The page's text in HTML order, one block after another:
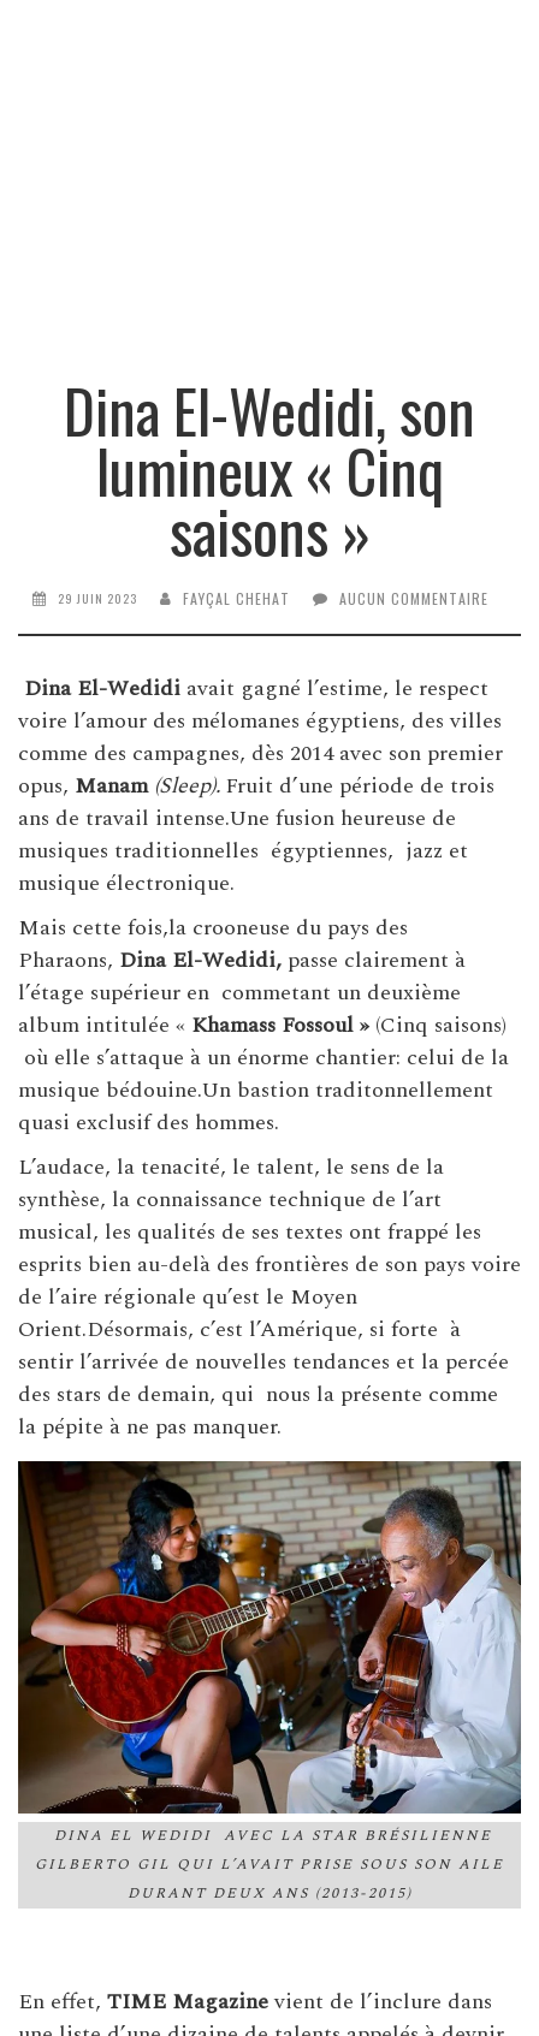
Dina El-Wedidi, son
lumineux « Cinq
saisons »
29 JUIN 2023 FAYÇAL CHEHAT AUCUN COMMENTAIRE
Dina El-Wedidi avait gagné l’estime, le respect
voire l’amour des mélomanes égyptiens, des villes
comme des campagnes, dès 2014 avec son premier
opus, Manam (Sleep).Fruit d’une période de trois
ans de travail intense.Une fusion heureuse de
musiques traditionnelles égyptiennes, jazz et
musique électronique.
Mais cette fois,la crooneuse du pays des
Pharaons, Dina El-Wedidi, passe clairement à
l’étage supérieur en commetant un deuxième
album intitulée « Khamass Fossoul » (Cinq saisons)
où elle s’attaque à un énorme chantier: celui de la
musique bédouine.Un bastion traditonnellement
quasi exclusif des hommes.
L’audace, la tenacité, le talent, le sens de la
synthèse, la connaissance technique de l’art
musical, les qualités de ses textes ont frappé les
esprits bien au-delà des frontières de son pays voire
de l’aire régionale qu’est le Moyen
Orient.Désormais, c’est l’Amérique, si forte à
sentir l’arrivée de nouvelles tendances et la percée
des stars de demain, qui nous la présente comme
la pépite à ne pas manquer.
DINA EL WEDIDI AVEC LA STAR BRÉSILIENNE
GILBERTO GIL QUI L’AVAIT PRISE SOUS SON AILE
DURANT DEUX ANS (2013-2015)
En effet, TIME Magazinevient de l’inclure dans